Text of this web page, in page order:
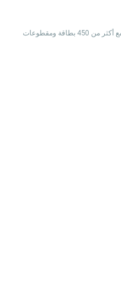
شارك في تحديات الإيقاع مع أكثر من 450 بطاقة ومقطوعات